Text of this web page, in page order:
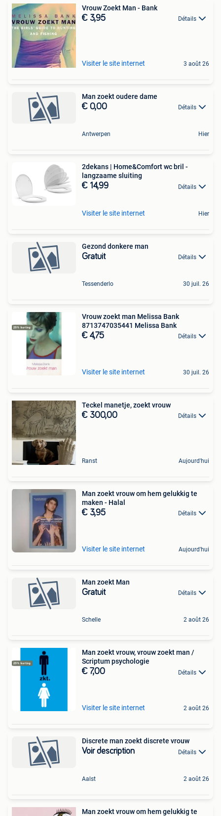
Vrouw Zoekt Man - Bank
€ 3,95 Détails
Visiter le site internet 3 août 26
Man zoekt oudere dame
€ 0,00 Détails
Antwerpen Hier
2dekans | Home&Comfort wc bril -
langzaame sluiting
€ 14,99 Détails
Visiter le site internet Hier
Gezond donkere man
Gratuit Détails
Tessenderlo 30 juil. 26
Vrouw zoekt man Melissa Bank
8713747035441 Melissa Bank
€ 4,75 Détails
Visiter le site internet 30 juil. 26
Teckel manetje, zoekt vrouw
€ 300,00 Détails
Ranst Aujourd'hui
Man zoekt vrouw om hem gelukkig te
maken - Halal
€ 3,95 Détails
Visiter le site internet Aujourd'hui
Man zoekt Man
Gratuit Détails
Schelle 2 août 26
Man zoekt vrouw, vrouw zoekt man /
Scriptum psychologie
€ 7,00 Détails
Visiter le site internet 2 août 26
Discrete man zoekt discrete vrouw
Voir description Détails
Aalst 2 août 26
Man zoekt vrouw om hem gelukkig te